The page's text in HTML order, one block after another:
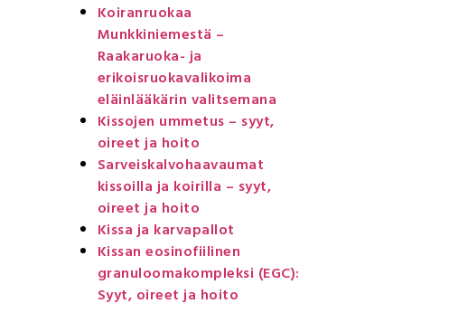
Koiranruokaa
Munkkiniemestä –
Raakaruoka- ja
erikoisruokavalikoima
eläinlääkärin valitsemana
Kissojen ummetus – syyt,
oireet ja hoito
Sarveiskalvohaavaumat
kissoilla ja koirilla – syyt,
oireet ja hoito
Kissa ja karvapallot
Kissan eosinofiilinen
granuloomakompleksi (EGC):
Syyt, oireet ja hoito